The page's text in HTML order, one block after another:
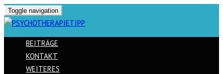
Toggle navigation
BEITRÄGE
KONTAKT
WEITERES